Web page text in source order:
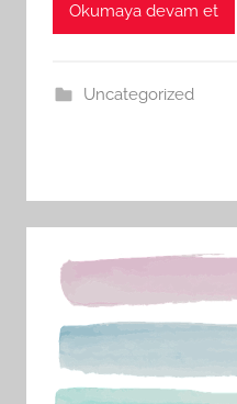
Okumaya devam et
Uncategorized